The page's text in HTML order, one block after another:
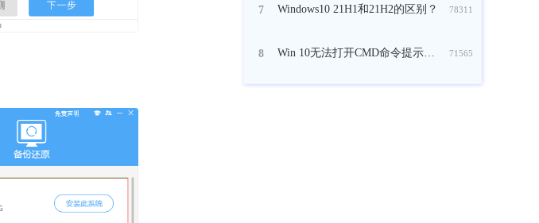
7 Windows10 21H1和21H2的区别？ 78311
8 Win 10无法打开CMD命令提示符窗口怎么办？ 71565